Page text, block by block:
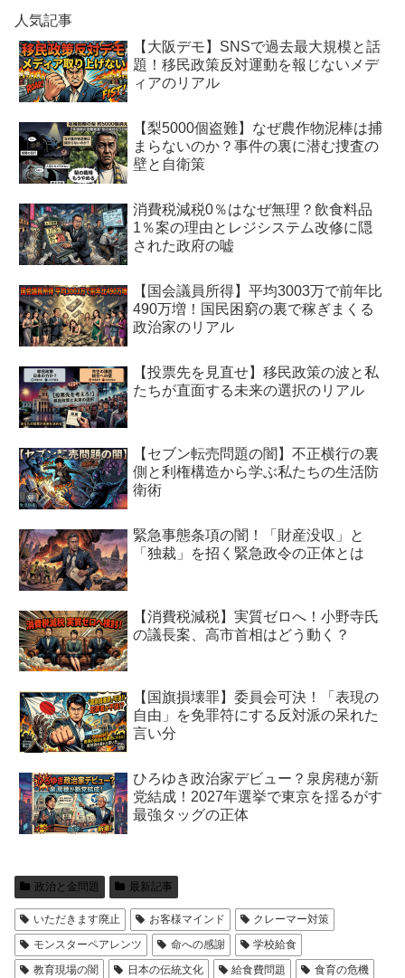
人気記事
【大阪デモ】SNSで過去最大規模と話
題！移民政策反対運動を報じないメデ
ィアのリアル
【梨5000個盗難】なぜ農作物泥棒は捕
まらないのか？事件の裏に潜む捜査の
壁と自衛策
消費税減税0％はなぜ無理？飲食料品
1％案の理由とレジシステム改修に隠
された政府の嘘
【国会議員所得】平均3003万で前年比
490万増！国民困窮の裏で稼ぎまくる
政治家のリアル
【投票先を見直せ】移民政策の波と私
たちが直面する未来の選択のリアル
【セブン転売問題の闇】不正横行の裏
側と利権構造から学ぶ私たちの生活防
衛術
緊急事態条項の闇！「財産没収」と
「独裁」を招く緊急政令の正体とは
【消費税減税】実質ゼロへ！小野寺氏
の議長案、高市首相はどう動く？
【国旗損壊罪】委員会可決！「表現の
自由」を免罪符にする反対派の呆れた
言い分
ひろゆき政治家デビュー？泉房穂が新
党結成！2027年選挙で東京を揺るがす
最強タッグの正体
政治と金問題 最新記事
いただきます廃止 お客様マインド
クレーマー対策
モンスターペアレンツ
命への感謝
学校給食
教育現場の闇
日本の伝統文化 給食費問題 食育の危機